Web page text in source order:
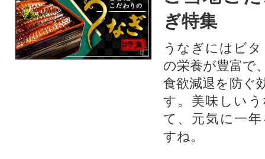
ぎ特集
うなぎにはビ
の栄養が豊富で
食欲減退を防ぐ
す。美味しい
て、元気に一
すね。